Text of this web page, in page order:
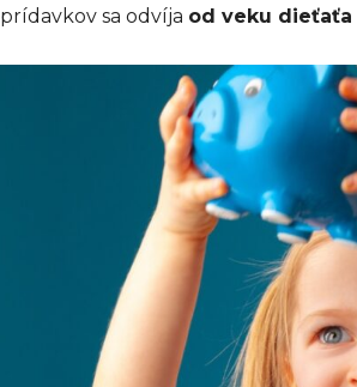
prídavkov sa odvíja od veku dieťaťa